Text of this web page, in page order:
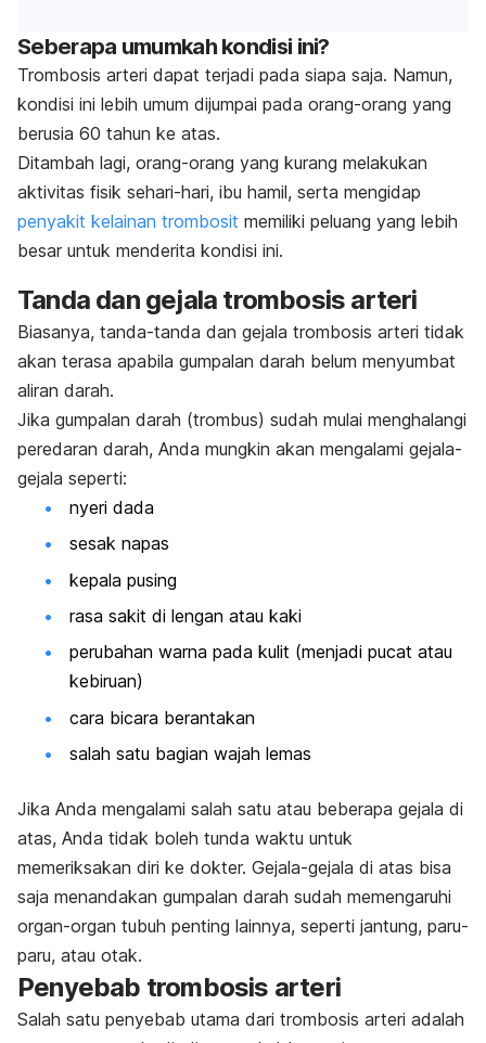
Seberapa umumkah kondisi ini?
Trombosis arteri dapat terjadi pada siapa saja. Namun,
kondisi ini lebih umum dijumpai pada orang-orang yang
berusia 60 tahun ke atas.
Ditambah lagi, orang-orang yang kurang melakukan
aktivitas fisik sehari-hari, ibu hamil, serta mengidap
penyakit kelainan trombosit memiliki peluang yang lebih
besar untuk menderita kondisi ini.
Tanda dan gejala trombosis arteri
Biasanya, tanda-tanda dan gejala trombosis arteri tidak
akan terasa apabila gumpalan darah belum menyumbat
aliran darah.
Jika gumpalan darah (trombus) sudah mulai menghalangi
peredaran darah, Anda mungkin akan mengalami gejala-
gejala seperti:
nyeri dada
sesak napas
kepala pusing
rasa sakit di lengan atau kaki
perubahan warna pada kulit (menjadi pucat atau
kebiruan)
cara bicara berantakan
salah satu bagian wajah lemas
Jika Anda mengalami salah satu atau beberapa gejala di
atas, Anda tidak boleh tunda waktu untuk
memeriksakan diri ke dokter. Gejala-gejala di atas bisa
saja menandakan gumpalan darah sudah memengaruhi
organ-organ tubuh penting lainnya, seperti jantung, paru-
paru, atau otak.
Penyebab trombosis arteri
Salah satu penyebab utama dari trombosis arteri adalah